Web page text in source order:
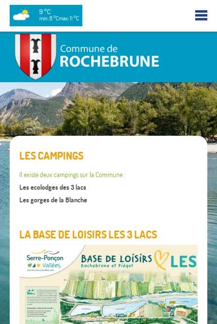
9 °C
min: 8 °Cmax: 11 °C
LES CAMPINGS
Il existe deux campings sur la Commune :
Les ecolodges des 3 lacs
Les gorges de la Blanche
LA BASE DE LOISIRS LES 3 LACS